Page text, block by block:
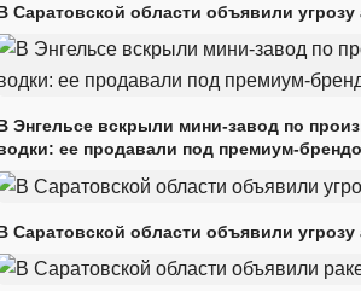
Саратовской области объявили
Энгельсе вскрыли мини-завод по
ее продавали под премиум-
Саратовской области объявили